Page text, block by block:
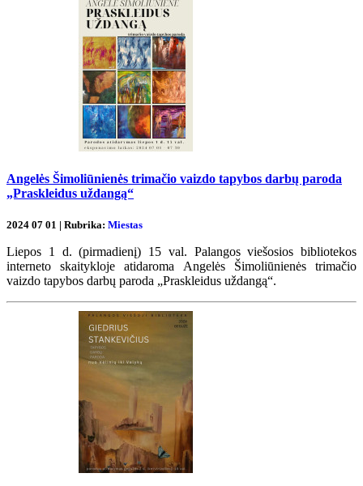
Angelės Šimoliūnienės trimačio vaizdo tapybos darbų paroda
„Praskleidus uždangą“
2024 07 01 | Rubrika: Miestas
Liepos 1 d. (pirmadienį) 15 val. Palangos viešosios bibliotekos
interneto skaitykloje atidaroma Angelės Šimoliūnienės trimačio
vaizdo tapybos darbų paroda „Praskleidus uždangą“.